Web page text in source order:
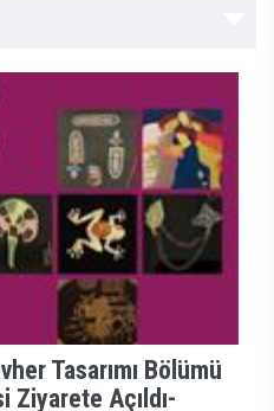
Tasarımı Bölümü
Ziyarete Açıldı-